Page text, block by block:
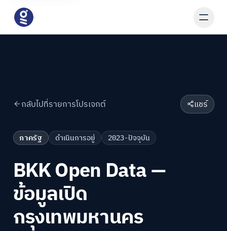
กลับไปที่รายการโปรเจกต์ แชร์
ภาครัฐ ดำเนินการอยู่ 2023-ปัจจุบัน
BKK Open Data —
ข้อมูลเปิด
กรุงเทพมหานคร